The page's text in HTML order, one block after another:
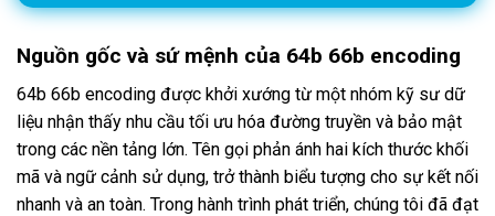
Nguồn gốc và sứ mệnh của 64b 66b encoding
64b 66b encoding được khởi xướng từ một nhóm kỹ sư dữ
liệu nhận thấy nhu cầu tối ưu hóa đường truyền và bảo mật
trong các nền tảng lớn. Tên gọi phản ánh hai kích thước khối
mã và ngữ cảnh sử dụng, trở thành biểu tượng cho sự kết nối
nhanh và an toàn. Trong hành trình phát triển, chúng tôi đã đạt